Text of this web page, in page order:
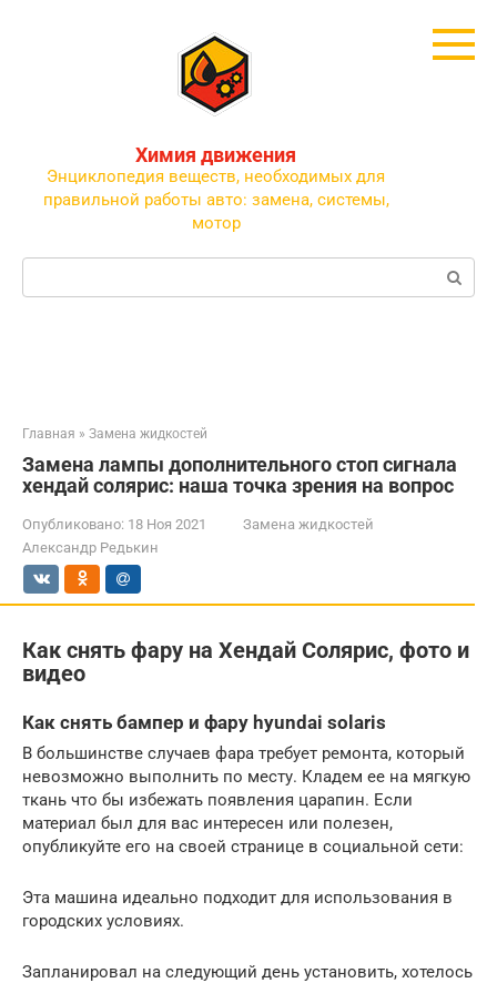
Химия движения
Энциклопедия веществ, необходимых для
правильной работы авто: замена, системы,
мотор
Поиск:
Главная » Замена жидкостей
Замена лампы дополнительного стоп сигнала
хендай солярис: наша точка зрения на вопрос
Опубликовано: 18 Ноя 2021
Замена жидкостей
Александр Редькин
Как снять фару на Хендай Солярис, фото и
видео
Как снять бампер и фару hyundai solaris
В большинстве случаев фара требует ремонта, который
невозможно выполнить по месту. Кладем ее на мягкую
ткань что бы избежать появления царапин. Если
материал был для вас интересен или полезен,
опубликуйте его на своей странице в социальной сети:
Эта машина идеально подходит для использования в
городских условиях.
Запланировал на следующий день установить, хотелось